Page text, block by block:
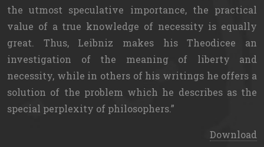
the utmost speculative importance, the practical
value of a true knowledge of necessity is equally
great. Thus, Leibniz makes his Theodicee an
investigation of the meaning of liberty and
necessity, while in others of his writings he offers a
solution of the problem which he describes as the
special perplexity of philosophers.
Download